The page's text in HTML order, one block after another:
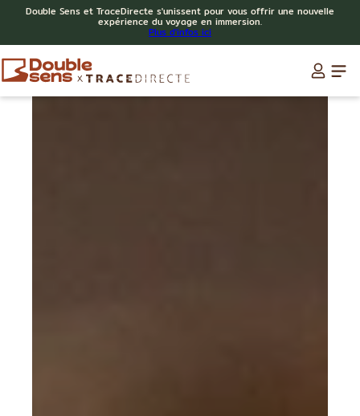
Double Sens et TraceDirecte s'unissent pour vous offrir une nouvelle
expérience du voyage en immersion.
Plus d'infos ici